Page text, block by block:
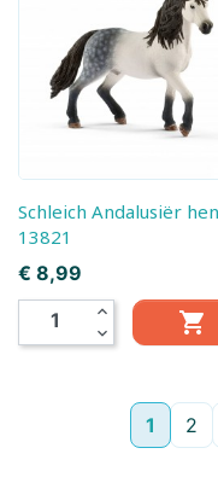
Schleich Andalusiër hengst,
13821
Prijs
€ 8,99
expand_less
expand_more

1 2